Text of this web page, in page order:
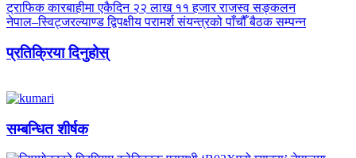
ट्राफिक कारबाहीमा एकैदिन २२ लाख ११ हजार राजस्व सङ्कलन
नेपाल–स्विट्जरल्याण्ड द्विपक्षीय परामर्श संयन्त्रको पाँचौँ बैठक सम्पन्न
प्रतिक्रिया दिनुहोस्
सम्बन्धित शीर्षक